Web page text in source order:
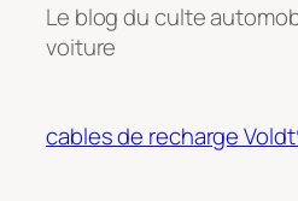
Le blog du culte
voiture
cables de recharge